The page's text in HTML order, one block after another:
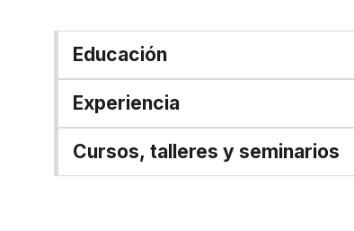
Educación
Experiencia
Cursos, talleres y seminarios